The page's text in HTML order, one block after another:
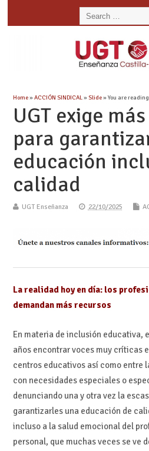
Home»ACCIÓN SINDICAL»Slide» You are
UGT exige
para
educación
calidad
UGT Enseñanza 22/10/2025
La realidad hoy en día: los
demandan más recursos
En materia de inclusión educativa,
años encontrar voces muy críticas
centros educativos así como entre
con necesidades especiales o
denunciando una y otra vez la
garantizarles una educación de
incluso a la salud emocional del
personal, que muchas veces se ve